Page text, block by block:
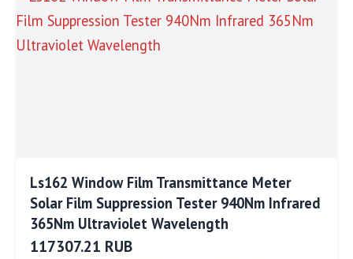
Ls162 Window Film Transmittance Meter
Solar Film Suppression Tester 940Nm Infrared
365Nm Ultraviolet Wavelength
117307.21 RUB